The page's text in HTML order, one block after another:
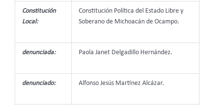
Constitución
Local:
Constitución Política del Estado Libre y
Soberano de Michoacán de Ocampo.
denunciada: Paola Janet Delgadillo Hernández.
denunciado: Alfonso Jesús Martínez Alcázar.